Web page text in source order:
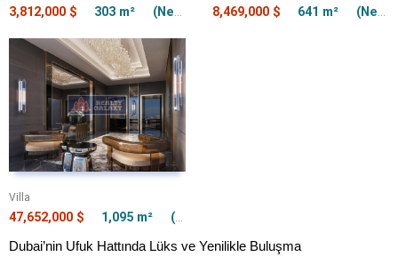
3,812,000 $ 303 m² (Net) 303 m² 8,469,000 $ 641 m² (Net) 641 m²
Villa
47,652,000 $ 1,095 m² (Net) 1,095 m²
Dubai’nin Ufuk Hattında Lüks ve Yenilikle Buluşma